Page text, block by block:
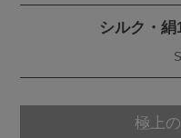
シルク・絹
極上